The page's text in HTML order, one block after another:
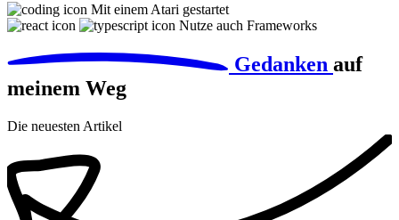
Mit einem Atari gestartet
Nutze auch Frameworks
Gedanken auf
meinem Weg
Die neuesten Artikel